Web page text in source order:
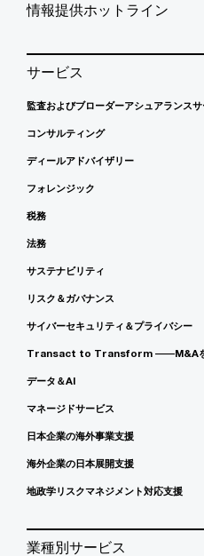
情報提供ホットライン
サービス
監査およびブローダーアシュアランスサ
コンサルティング
ディールアドバイザリー
フォレンジック
税務
法務
サステナビリティ
リスク＆ガバナンス
サイバーセキュリティ＆プライバシー
Transact to Transform ――M&Aを
データ＆AI
マネージドサービス
日本企業の海外事業支援
海外企業の日本展開支援
地政学リスクマネジメント対応支援
業種別サービス